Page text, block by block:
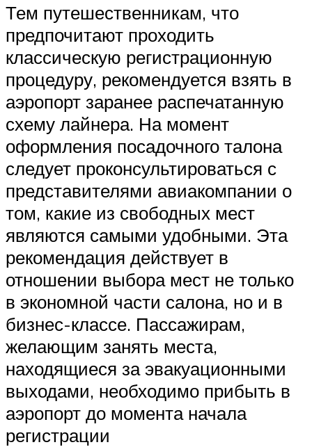
Тем путешественникам, что
предпочитают проходить
классическую регистрационную
процедуру, рекомендуется взять в
аэропорт заранее распечатанную
схему лайнера. На момент
оформления посадочного талона
следует проконсультироваться с
представителями авиакомпании о
том, какие из свободных мест
являются самыми удобными. Эта
рекомендация действует в
отношении выбора мест не только
в экономной части салона, но и в
бизнес-классе. Пассажирам,
желающим занять места,
находящиеся за эвакуационными
выходами, необходимо прибыть в
аэропорт до момента начала
регистрации